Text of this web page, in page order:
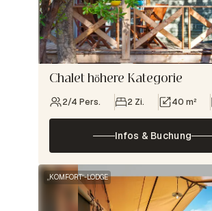
Chalet höhere Kategorie
2/4 Pers. 2 Zi. 40 m²
Infos & Buchung
„KOMFORT“-LODGE